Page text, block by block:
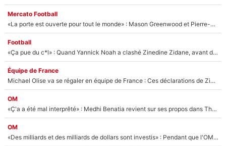
Mercato Football
«La porte est ouverte pour tout le monde» : Mason Greenwood et Pierre-Emerick Aubameyang ont quitté l'OM, Amine Gouiri balance sur la suite du mercato et sur la réaction du vestiaire !
Football
«Ça pue du c*l» : Quand Yannick Noah a clashé Zinedine Zidane, avant de se faire recadrer par le nouveau sélectionneur de l'équipe de France !
Équipe de France
Michael Olise va se régaler en équipe de France : Ces déclarations de Zinedine Zidane qui prouvent qu'il va tout miser sur la star du Bayern Munich !
OM
«Ç'a a été mal interprêté» : Medhi Benatia revient sur ses propos dans The Bridge et précise ses conditions pour rejoindre le PSG !
OM
«Des milliards et des milliards de dollars sont investis» : Pendant que l'OM est en pleine crise financière, Frank McCourt lance un nouveau projet à 260M€ !